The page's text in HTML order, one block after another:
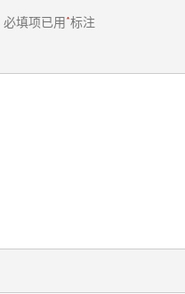
必填项已用*标注